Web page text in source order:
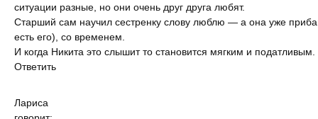
ситуации разные, но они очень друг друга любят.
Старший сам научил сестренку слову люблю — а она уже
есть его), со временем.
И когда Никита это слышит то становится мягким и податливым.
Ответить
Лариса